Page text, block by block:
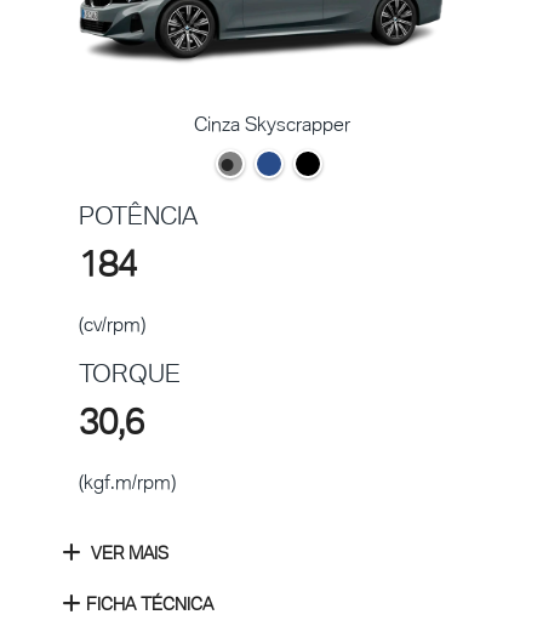
Cinza Skyscrapper
POTÊNCIA
184
(cv/rpm)
TORQUE
30,6
(kgf.m/rpm)
VER MAIS
FICHA TÉCNICA